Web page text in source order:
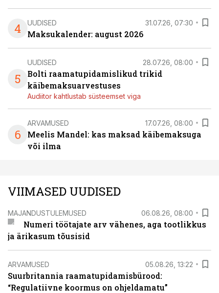
4 UUDISED 31.07.26, 07:30
Maksukalender: august 2026
5
UUDISED 28.07.26, 08:00
Bolti raamatupidamislikud trikid
käibemaksuarvestuses
Audiitor kahtlustab süsteemset viga
6
ARVAMUSED 17.07.26, 08:00
Meelis Mandel: kas maksad käibemaksuga
või ilma
VIIMASED UUDISED
MAJANDUSTULEMUSED 06.08.26, 08:00
Numeri töötajate arv vähenes, aga tootlikkus
ja ärikasum tõusisid
ARVAMUSED 05.08.26, 13:22
Suurbritannia raamatupidamisbürood:
“Regulatiivne koormus on ohjeldamatu”